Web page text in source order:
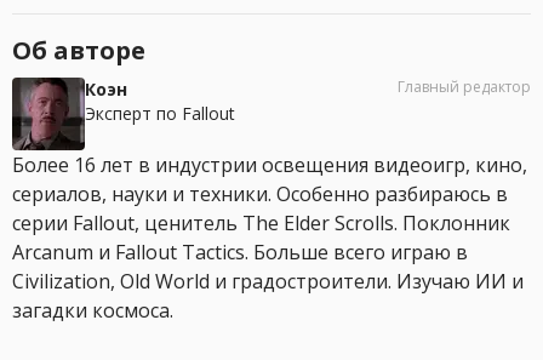
Об авторе
Коэн
Эксперт по Fallout
Главный редактор
Более 16 лет в индустрии освещения видеоигр, кино,
сериалов, науки и техники. Особенно разбираюсь в
серии Fallout, ценитель The Elder Scrolls. Поклонник
Arcanum и Fallout Tactics. Больше всего играю в
Civilization, Old World и градостроители. Изучаю ИИ и
загадки космоса.